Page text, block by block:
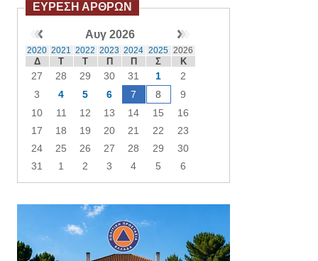
ΕΥΡΕΣΗ ΑΡΘΡΩΝ
Αυγ 2026
2020 2021 2022 2023 2024 2025 2026
Δ Τ Τ Π Π Σ Κ
27 28 29 30 31 1
2
3
4 5 6 7 8
9
10
11 12 13 14 15
16
17
18 19 20 21 22
23
24
25 26 27 28 29
30
31
1 2 3 4 5 6